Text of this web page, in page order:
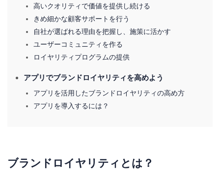
高いクオリティで価値を提供し続ける
きめ細かな顧客サポートを行う
自社が選ばれる理由を把握し、施策に活かす
ユーザーコミュニティを作る
ロイヤリティプログラムの提供
アプリでブランドロイヤリティを高めよう
アプリを活用したブランドロイヤリティの高め方
アプリを導入するには？
ブランドロイヤリティとは？